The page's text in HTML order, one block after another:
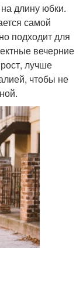
длину юбки.
самой
подходит для
вечерние
лучше
чтобы не